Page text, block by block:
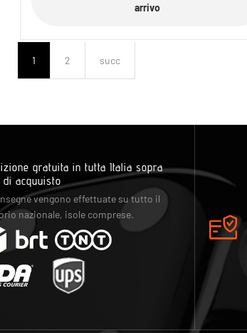
arrivo
1 2 succ
gratuita in tutta Italia sopra
di acquuisto
vengono effettuate su tutto il
nazionale, isole comprese.